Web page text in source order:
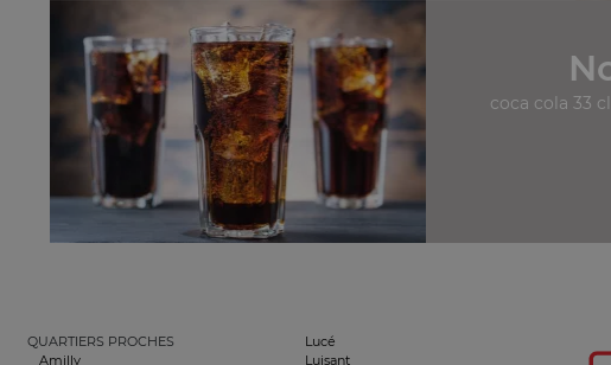
coca cola 33
QUARTIERS PROCHES
Amilly
Lucé
Luisant